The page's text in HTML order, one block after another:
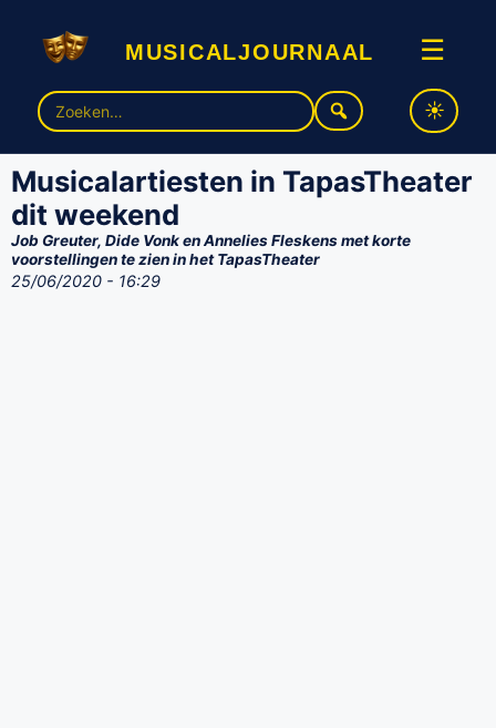
musicaljournaal ☰
Zoek
naar:
Musicalartiesten in TapasTheater
dit weekend
Job Greuter, Dide Vonk en Annelies Fleskens met korte
voorstellingen te zien in het TapasTheater
25/06/2020 - 16:29